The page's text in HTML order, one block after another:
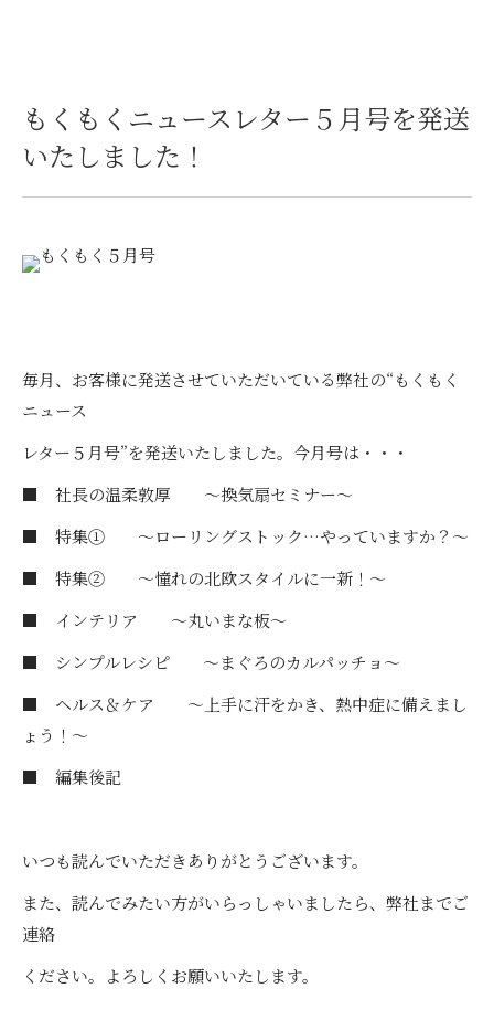
もくもくニュースレター５月号を発送
いたしました！
毎月、お客様に発送させていただいている弊社の“もくもく
ニュース
レター５月号”を発送いたしました。今月号は・・・
■ 社長の温柔敦厚 ～換気扇セミナー～
■ 特集① ～ローリングストック…やっていますか？～
■ 特集② ～憧れの北欧スタイルに一新！～
■ インテリア ～丸いまな板～
■ シンプルレシピ ～まぐろのカルパッチョ～
■ ヘルス＆ケア ～上手に汗をかき、熱中症に備えまし
ょう！～
■ 編集後記
いつも読んでいただきありがとうございます。
また、読んでみたい方がいらっしゃいましたら、弊社までご
連絡
ください。よろしくお願いいたします。